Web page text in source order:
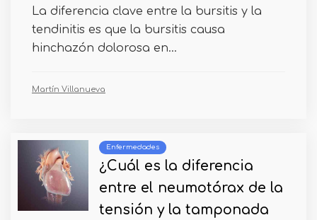
La diferencia clave entre la bursitis y la
tendinitis es que la bursitis causa
hinchazón dolorosa en...
Martín Villanueva
Enfermedades
¿Cuál es la diferencia
entre el neumotórax de la
tensión y la tamponada